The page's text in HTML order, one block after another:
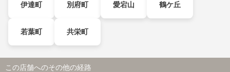
伊達町 別府町 愛宕山 鶴ケ丘
若葉町 共栄町
この店舗へのその他の経路